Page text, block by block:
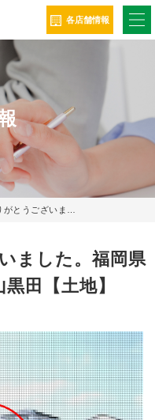
各店舗情報
がとうございま…
ました。福岡県
田【土地】